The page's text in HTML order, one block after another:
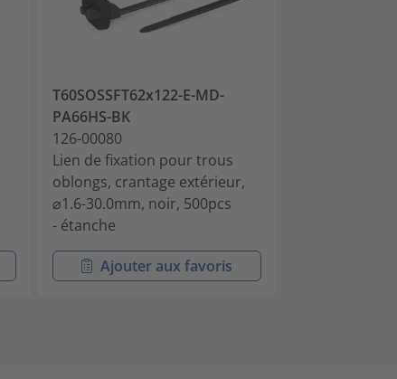
T60SOSSFT62x122-E-MD-
PA66HS-BK
126-00080
Lien de fixation pour trous
oblongs, crantage extérieur,
⌀1.6-30.0mm, noir, 500pcs
- étanche
Ajouter aux favoris